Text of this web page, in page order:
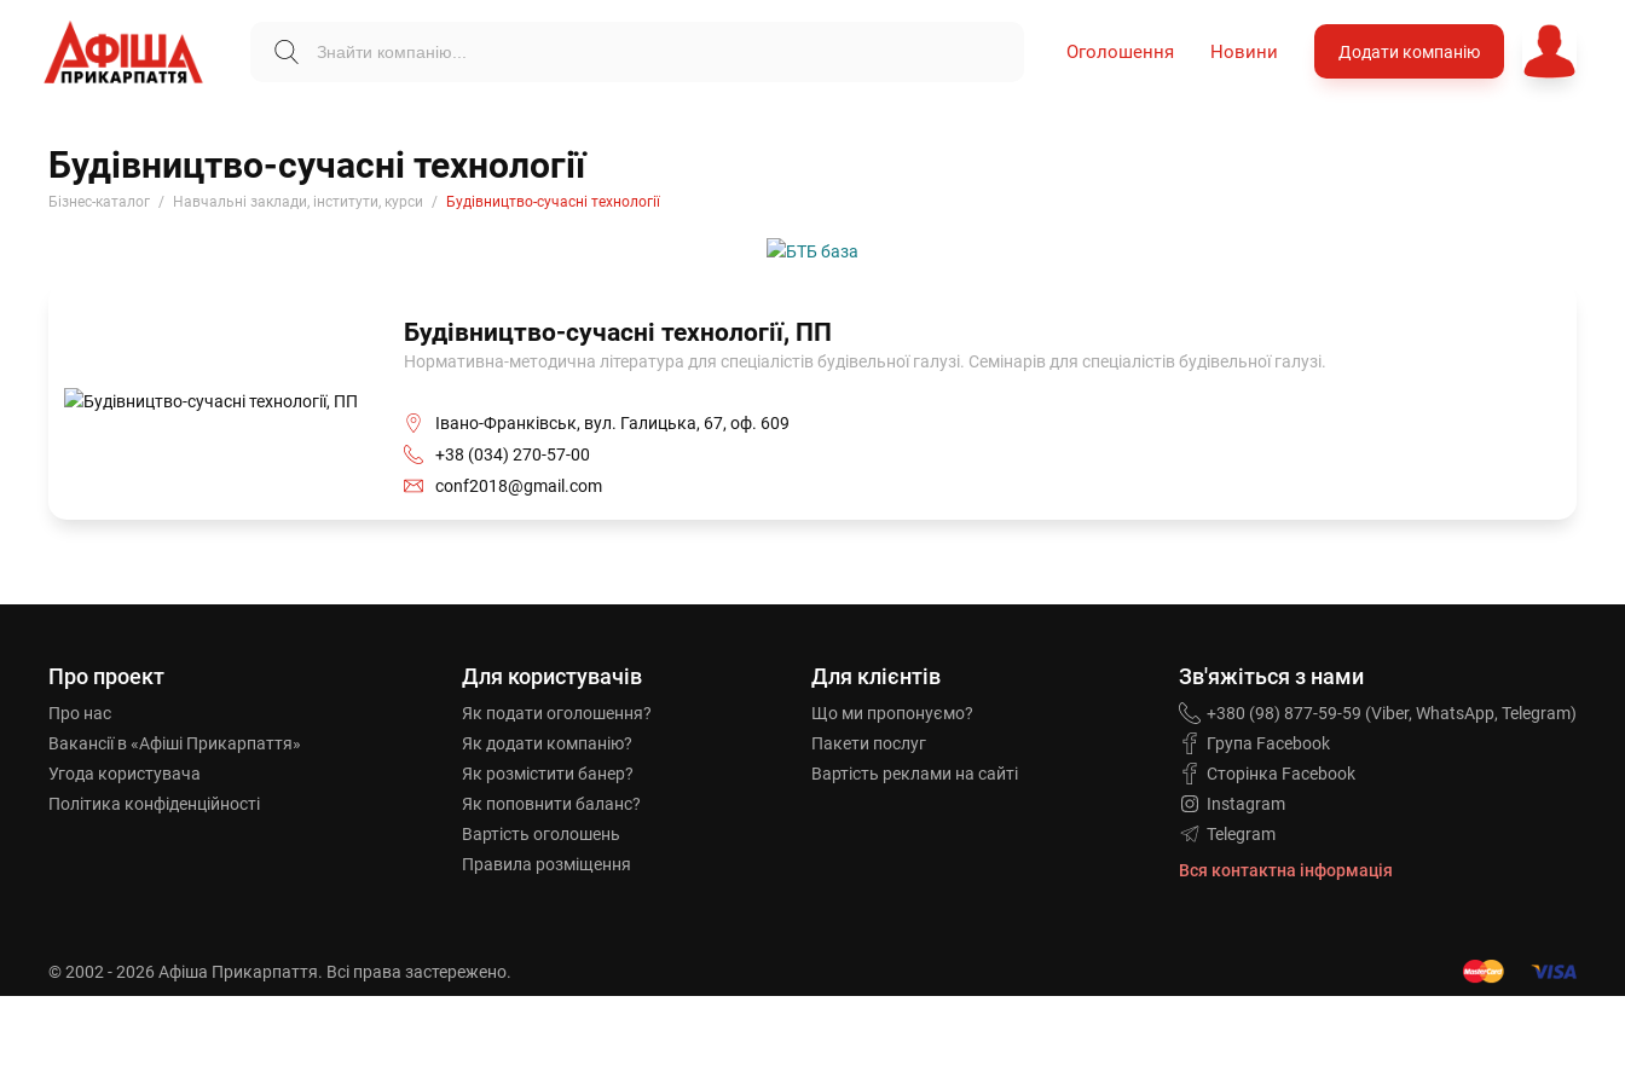
Оголошення Новини Додати компанію
Будівництво-сучасні технології
Бізнес-каталог Навчальні заклади, інститути, курси Будівництво-сучасні технології
Будівництво-сучасні технології, ПП
Нормативна-методична література для спеціалістів будівельної галузі. Семінарів для спеціалістів будівельної галузі.
Івано-Франківськ, вул. Галицька, 67, оф. 609
+38 (034) 270-57-00
conf2018@gmail.com
Про проект
Про нас
Вакансії в «Афіші Прикарпаття»
Угода користувача
Політика конфіденційності
Для користувачів
Як подати оголошення?
Як додати компанію?
Як розмістити банер?
Як поповнити баланс?
Вартість оголошень
Правила розміщення
Для клієнтів
Що ми пропонуємо?
Пакети послуг
Вартість реклами на сайті
Зв'яжіться з нами
+380 (98) 877-59-59 (Viber, WhatsApp, Telegram)
Група Facebook
Сторінка Facebook
Instagram
Telegram
Вся контактна інформація
© 2002 - 2026 Афіша Прикарпаття. Всі права застережено.